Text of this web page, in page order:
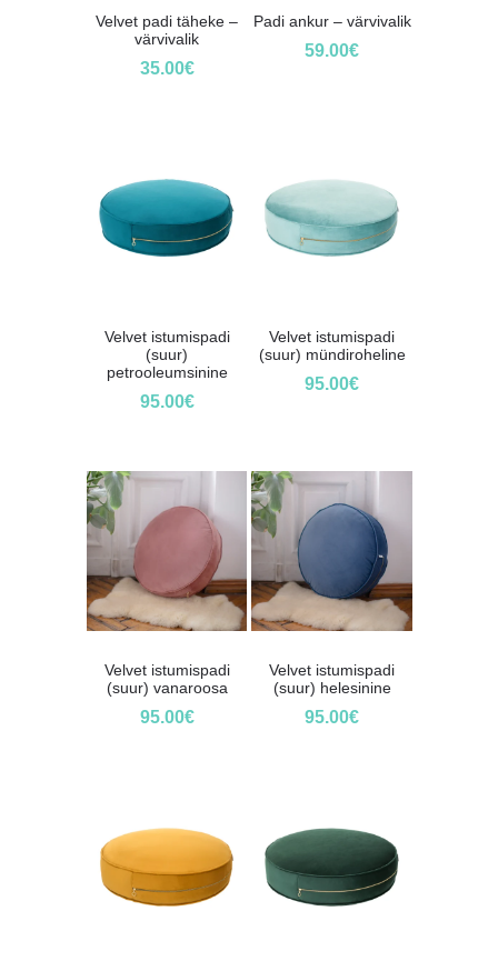
Velvet padi täheke –
värvivalik
35.00€
Padi ankur – värvivalik
59.00€
Velvet istumispadi
(suur)
petrooleumsinine
95.00€
Velvet istumispadi
(suur) mündiroheline
95.00€
Velvet istumispadi
(suur) vanaroosa
95.00€
Velvet istumispadi
(suur) helesinine
95.00€